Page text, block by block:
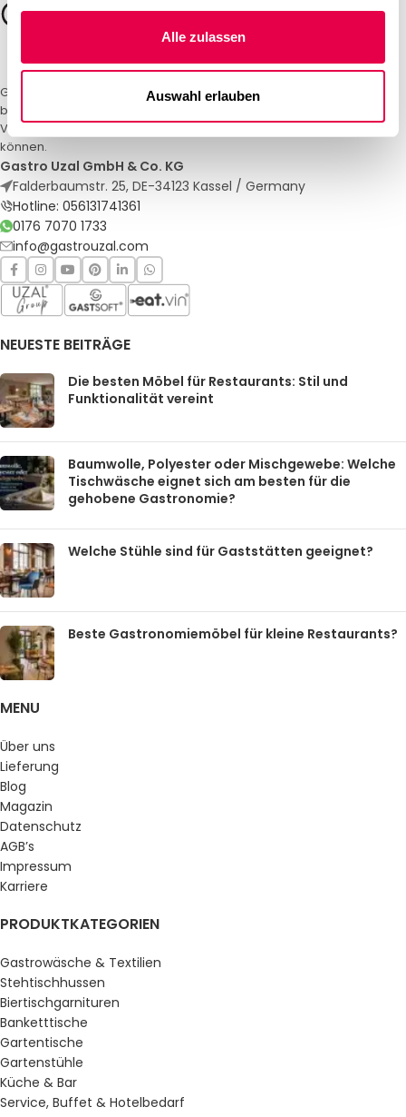
Alle zulassen
Auswahl erlauben
Gastro Uzal – Ihr Spezialist für Gastronomiemöbel und -textilien. Wir
bieten maßgeschneiderte Lösungen für Restaurants, Hotels und
Veranstaltungen. Qualität und Service, auf die Sie sich verlassen
können.
Gastro Uzal GmbH & Co. KG
Falderbaumstr. 25, DE-34123 Kassel / Germany
Hotline: 056131741361
0176 7070 1733
info@gastrouzal.com
NEUESTE BEITRÄGE
Die besten Möbel für Restaurants: Stil und
Funktionalität vereint
Baumwolle, Polyester oder Mischgewebe: Welche
Tischwäsche eignet sich am besten für die
gehobene Gastronomie?
Welche Stühle sind für Gaststätten geeignet?
Beste Gastronomiemöbel für kleine Restaurants?
MENU
Über uns
Lieferung
Blog
Magazin
Datenschutz
AGB’s
Impressum
Karriere
PRODUKTKATEGORIEN
Gastrowäsche & Textilien
Stehtischhussen
Biertischgarnituren
Banketttische
Gartentische
Gartenstühle
Küche & Bar
Service, Buffet & Hotelbedarf